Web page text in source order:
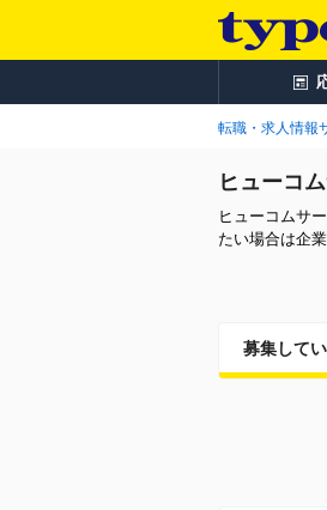
転職・求人情報
ヒューコ
ヒューコムサ
たい場合は企
募集して